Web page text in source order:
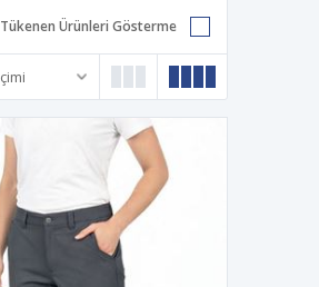
Tükenen Ürünleri Gösterme